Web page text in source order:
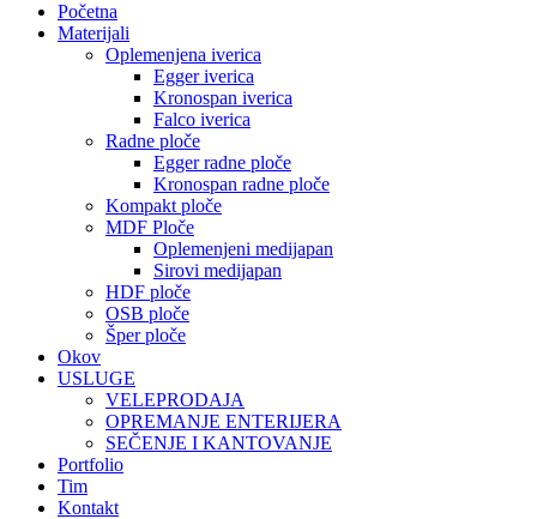
Početna
Materijali
Oplemenjena iverica
Egger iverica
Kronospan iverica
Falco iverica
Radne ploče
Egger radne ploče
Kronospan radne ploče
Kompakt ploče
MDF Ploče
Oplemenjeni medijapan
Sirovi medijapan
HDF ploče
OSB ploče
Šper ploče
Okov
USLUGE
VELEPRODAJA
OPREMANJE ENTERIJERA
SEČENJE I KANTOVANJE
Portfolio
Tim
Kontakt